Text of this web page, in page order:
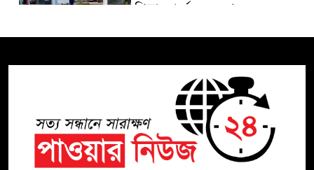
শিক্ষা বোর্ডে একের পর এক
ছেলের ঝুলন্ত মরদেহ উদ্ধার
শতাব্দী রায়ের বাড়িতে বিদ্রোহীদের
বৈঠক, পশ্চিমবঙ্গে তৃনমূলে ভাঙনের
ইঙ্গিত !